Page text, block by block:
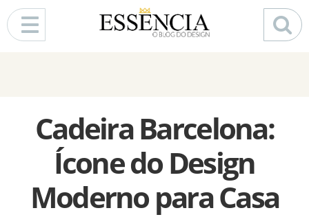
Cadeira Barcelona:
Ícone do Design
Moderno para Casa